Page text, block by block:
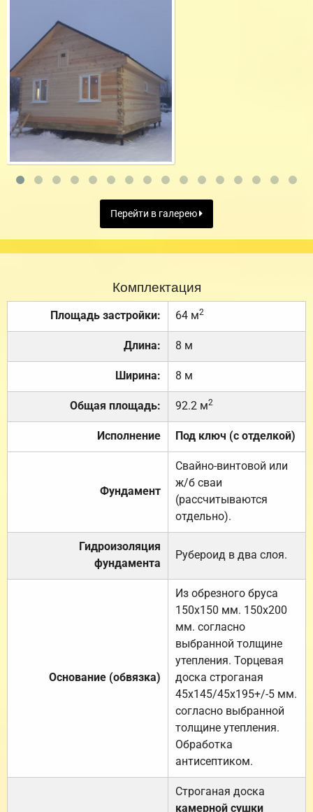
Перейти в галерею
Комплектация
Площадь застройки: 64 м2
Длина: 8 м
Ширина: 8 м
Общая площадь: 92.2 м2
Исполнение Под ключ (с отделкой)
Фундамент
Свайно-винтовой или
ж/б сваи
(рассчитываются
отдельно).
Гидроизоляция
фундамента
Рубероид в два слоя.
Основание (обвязка)
Из обрезного бруса
150х150 мм. 150х200
мм. согласно
выбранной толщине
утепления. Торцевая
доска строганая
45х145/45х195+/-5 мм.
согласно выбранной
толщине утепления.
Обработка
антисептиком.
Строганая доска
камерной сушки